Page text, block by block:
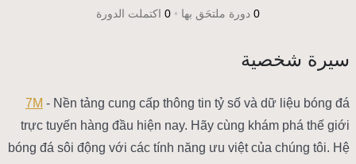
0 دورة ملتحَق بها •
0 اكتملت الدورة
سيرة شخصية
7M - Nền tảng cung cấp thông tin tỷ số và dữ liệu bóng đá
trực tuyến hàng đầu hiện nay. Hãy cùng khám phá thế giới
bóng đá sôi động với các tính năng ưu việt của chúng tôi. Hệ